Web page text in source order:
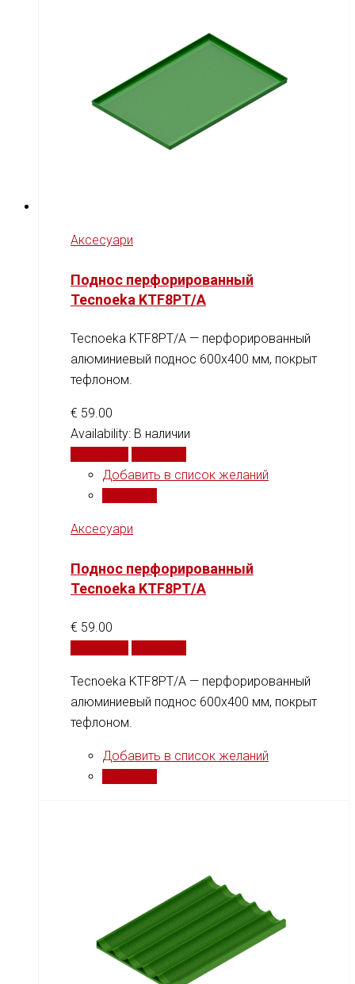
Аксесуари
Поднос перфорированный
Tecnoeka KTF8PT/A
Tecnoeka KTF8PT/A — перфорированный
алюминиевый поднос 600x400 мм, покрыт
тефлоном.
€ 59.00
Availability: В наличии
Добавить в список желаний
Аксесуари
Поднос перфорированный
Tecnoeka KTF8PT/A
€ 59.00
Tecnoeka KTF8PT/A — перфорированный
алюминиевый поднос 600x400 мм, покрыт
тефлоном.
Добавить в список желаний